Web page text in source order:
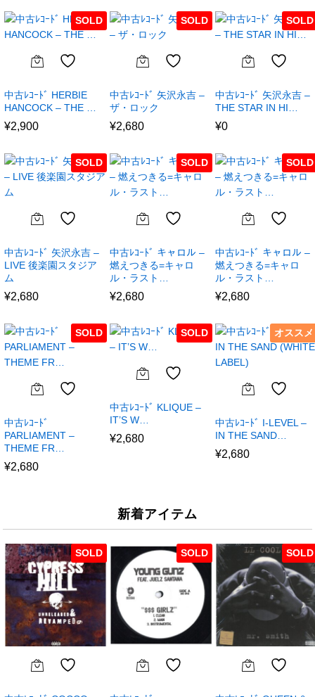
SOLD
中古ﾚｺｰﾄﾞ HERBIE
HANCOCK – THE …
¥2,900
SOLD
中古ﾚｺｰﾄﾞ 矢沢永吉 –
ザ・ロック
¥2,680
SOLD
中古ﾚｺｰﾄﾞ 矢沢永吉 –
THE STAR IN HI…
¥0
SOLD
中古ﾚｺｰﾄﾞ 矢沢永吉 –
LIVE 後楽園スタジア
ム
¥2,680
SOLD
中古ﾚｺｰﾄﾞ キャロル –
燃えつきる=キャロ
ル・ラスト…
¥2,680
SOLD
中古ﾚｺｰﾄﾞ キャロル –
燃えつきる=キャロ
ル・ラスト…
¥2,680
SOLD
中古ﾚｺｰﾄﾞ
PARLIAMENT –
THEME FR…
¥2,680
SOLD
中古ﾚｺｰﾄﾞ KLIQUE –
IT’S W…
¥2,680
オススメ
中古ﾚｺｰﾄﾞ I-LEVEL –
IN THE SAND…
¥2,680
新着アイテム
SOLD SOLD SOLD